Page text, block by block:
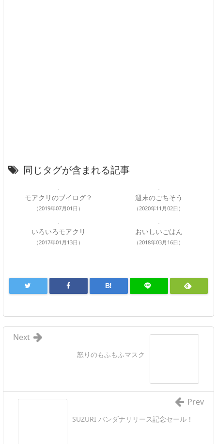
同じタグが含まれる記事
モアクリのブイログ？
（2019年07月01日）
週末のごちそう
（2020年11月02日）
いろいろモアクリ
（2017年01月13日）
おいしいごはん
（2018年03月16日）
B!
怒りのもふもふマスク
Next
SUZURI バンダナリリース記念セール！
Prev